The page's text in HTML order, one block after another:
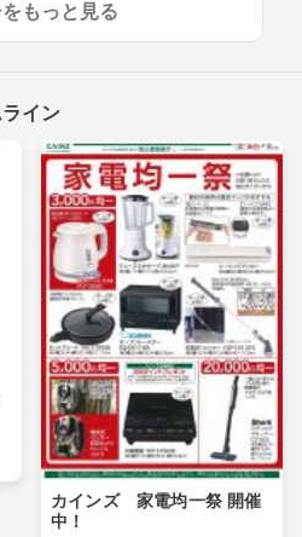
もっと見る
イン
カインズ 家電均一祭 開催
中！